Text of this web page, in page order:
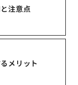
注意点
メリット